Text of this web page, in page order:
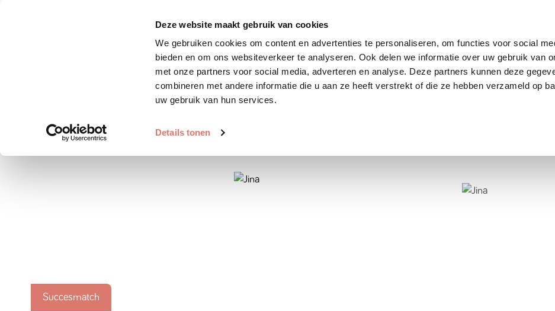
Deze website maakt gebruik van cookies
We gebruiken cookies om content en advertenties te personaliseren, om functies voor social
bieden en om ons websiteverkeer te analyseren. Ook delen we informatie over uw gebruik van
met onze partners voor social media, adverteren en analyse. Deze partners kunnen deze
combineren met andere informatie die u aan ze heeft verstrekt of die ze hebben verzameld op
uw gebruik van hun services.
Details tonen
Zoek huisdier Plaats huisdier Hoe werkt het?
Succesmatch